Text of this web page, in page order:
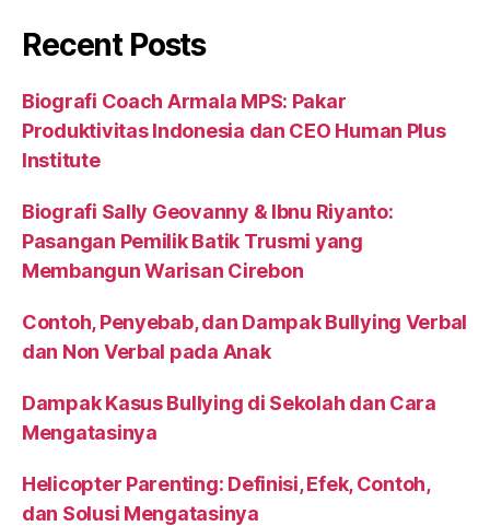
Recent Posts
Biografi Coach Armala MPS: Pakar
Produktivitas Indonesia dan CEO Human Plus
Institute
Biografi Sally Geovanny & Ibnu Riyanto:
Pasangan Pemilik Batik Trusmi yang
Membangun Warisan Cirebon
Contoh, Penyebab, dan Dampak Bullying Verbal
dan Non Verbal pada Anak
Dampak Kasus Bullying di Sekolah dan Cara
Mengatasinya
Helicopter Parenting: Definisi, Efek, Contoh,
dan Solusi Mengatasinya